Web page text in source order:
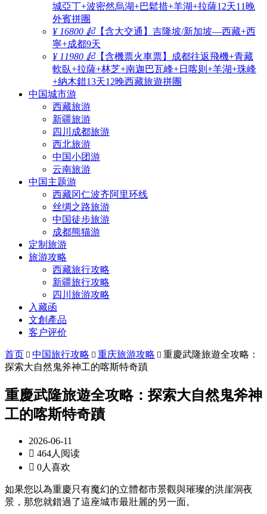
城亞丁+波密然烏湖+巴鬆措+羊湖+拉薩12天11晚
外賓拼團
¥ 16800 起【含大交通】吉隆坡/新加坡—西藏+西
寧+成都9天
¥ 11980 起【含機票火車票】成都往返飛機+青藏
軟臥+拉薩+林芝+南迦巴瓦峰+日喀则+羊湖+珠峰
+納木錯13天12晚西藏旅遊拼團
中国城市游
西藏旅游
新疆旅游
四川成都旅游
西北旅游
中国小团游
云南旅游
中国主题游
西藏冈仁波齐阿里环线
丝绸之路旅游
中国徒步旅游
成都熊猫游
定制旅游
旅游攻略
西藏旅行攻略
新疆旅行攻略
四川旅游攻略
入藏函
文創產品
客户评价
首页  中国旅行攻略  重庆旅游攻略  重慶武隆旅遊全攻略：
探索大自然鬼斧神工的喀斯特奇蹟
重慶武隆旅遊全攻略：探索大自然鬼斧神
工的喀斯特奇蹟
2026-06-11
 464人阅读
 0人喜欢
如果您以為重慶只有魔幻的立體都市景觀與璀璨的洪崖洞夜
景，那您就錯過了這座城市最壯麗的另一面。